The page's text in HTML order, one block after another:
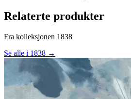
Relaterte produkter
Fra kolleksjonen 1838
Se alle i 1838 →